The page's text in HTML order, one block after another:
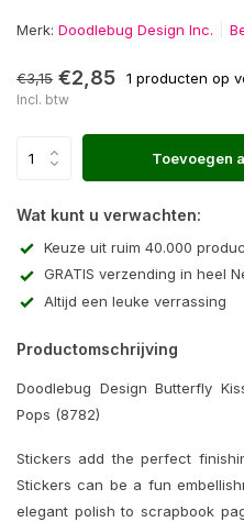
Merk: Doodlebug Design Inc.
€3,15 €2,85 1 producten op
Incl. btw
Toevoegen
Wat kunt u verwachten:
Keuze uit ruim 40.000
GRATIS verzending in heel
Altijd een leuke verrassing
Productomschrijving
Doodlebug Design Butterfly
Pops (8782)
Stickers add the perfect
Stickers can be a fun
elegant polish to scrapbook